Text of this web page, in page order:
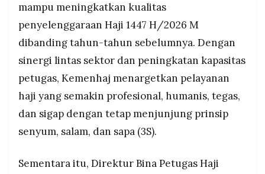
mampu meningkatkan kualitas
penyelenggaraan Haji 1447 H/2026 M
dibanding tahun-tahun sebelumnya. Dengan
sinergi lintas sektor dan peningkatan kapasitas
petugas, Kemenhaj menargetkan pelayanan
haji yang semakin profesional, humanis, tegas,
dan sigap dengan tetap menjunjung prinsip
senyum, salam, dan sapa (3S).
Sementara itu, Direktur Bina Petugas Haji